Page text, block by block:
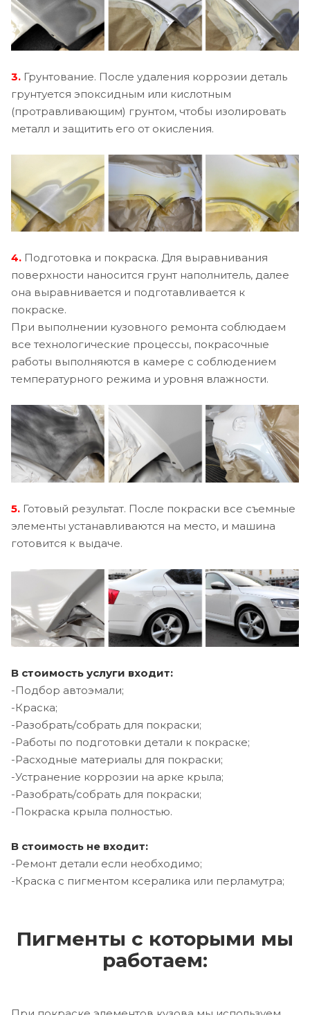
3. Грунтование. После удаления коррозии деталь
грунтуется эпоксидным или кислотным
(протравливающим) грунтом, чтобы изолировать
металл и защитить его от окисления.
4. Подготовка и покраска. Для выравнивания
поверхности наносится грунт наполнитель, далее
она выравнивается и подготавливается к
покраске.
При выполнении кузовного ремонта соблюдаем
все технологические процессы, покрасочные
работы выполняются в камере с соблюдением
температурного режима и уровня влажности.
5. Готовый результат. После покраски все съемные
элементы устанавливаются на место, и машина
готовится к выдаче.
В стоимость услуги входит:
-Подбор автоэмали;
-Краска;
-Разобрать/собрать для покраски;
-Работы по подготовки детали к покраске;
-Расходные материалы для покраски;
-Устранение коррозии на арке крыла;
-Разобрать/собрать для покраски;
-Покраска крыла полностью.
В стоимость не входит:
-Ремонт детали если необходимо;
-Краска с пигментом ксералика или перламутра;
Пигменты с которыми мы
работаем: